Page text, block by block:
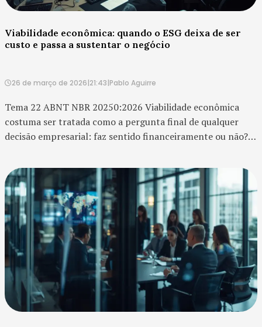
Viabilidade econômica: quando o ESG deixa de ser
custo e passa a sustentar o negócio
26 de março de 2026|21:43|Pablo Aguirre
Tema 22 ABNT NBR 20250:2026 Viabilidade econômica
costuma ser tratada como a pergunta final de qualquer
decisão empresarial: faz sentido financeiramente ou não?
reform...